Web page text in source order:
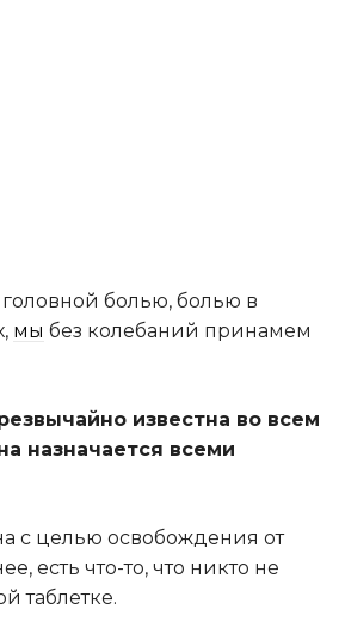
болью, болью в
мы без колебаний принамем
известна во всем
назначается всеми
с целью освобождения от
есть что-то, что никто не
таблетке.